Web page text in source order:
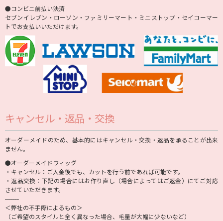
●コンビニ前払い決済
セブンイレブン・ローソン・ファミリーマート・ミニストップ・セイコーマー
トでお支払いいただけます。
キャンセル・返品・交換
オーダーメイドのため、基本的にはキャンセル・交換・返品を承ることが出来
ません。
●オーダーメイドウィッグ
・キャンセル：ご入金後でも、カットを行う前であれば可能です。
・返品交換：下記の場合にはお作り直し（場合によってはご返金）にてご対応
させていただきます。
-------
＜弊社の不手際によるもの＞
（ご希望のスタイルと全く異なった場合、毛量が大幅に少ないなど）